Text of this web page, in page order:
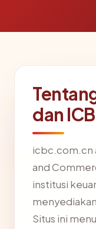
dan
icbc.com.cn
and
institusi
Situs ini